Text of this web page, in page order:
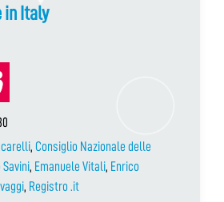
in Italy
, Consiglio Nazionale delle
, Emanuele Vitali, Enrico
, Registro .it